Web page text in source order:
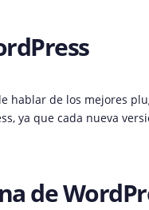
hablar de los mejores
ya que cada nueva
de